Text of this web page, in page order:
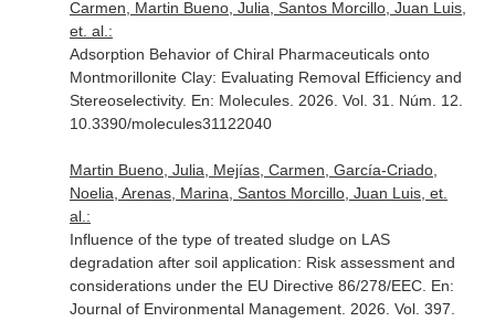
Carmen, Martin Bueno, Julia, Santos Morcillo, Juan Luis,
et. al.:
Adsorption Behavior of Chiral Pharmaceuticals onto
Montmorillonite Clay: Evaluating Removal Efficiency and
Stereoselectivity. En: Molecules. 2026. Vol. 31. Núm. 12.
10.3390/molecules31122040
Martin Bueno, Julia, Mejías, Carmen, García-Criado,
Noelia, Arenas, Marina, Santos Morcillo, Juan Luis, et.
al.:
Influence of the type of treated sludge on LAS
degradation after soil application: Risk assessment and
considerations under the EU Directive 86/278/EEC. En:
Journal of Environmental Management. 2026. Vol. 397.